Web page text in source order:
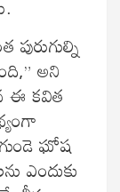
అని
ఈ కవిత
గుండె ఘోష
ఎందుకు